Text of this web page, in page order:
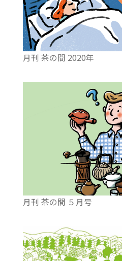
月刊 茶の間 2020年
月刊 茶の間 ５月号